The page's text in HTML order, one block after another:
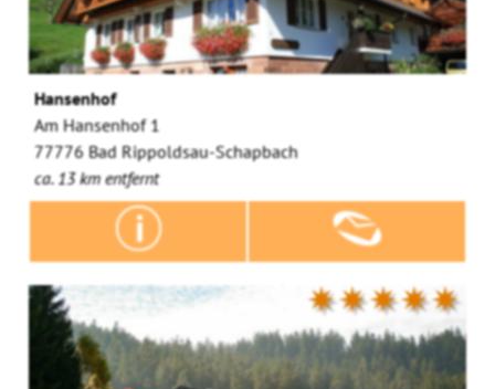
Hansenhof
Am Hansenhof 1
77776 Bad Rippoldsau-Schapbach
ca. 13 km entfernt
✷✷✷✷✷